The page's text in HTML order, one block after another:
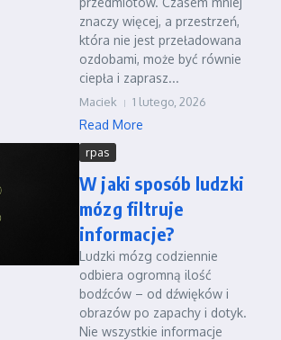
znaczy więcej, a przestrzeń,
która nie jest przeładowana
ozdobami, może być równie
ciepła i zaprasz...
Maciek 1 lutego, 2026
Read More
rpas
W jaki sposób ludzki
mózg filtruje
informacje?
Ludzki mózg codziennie
odbiera ogromną ilość
bodźców – od dźwięków i
obrazów po zapachy i dotyk.
Nie wszystkie informacje